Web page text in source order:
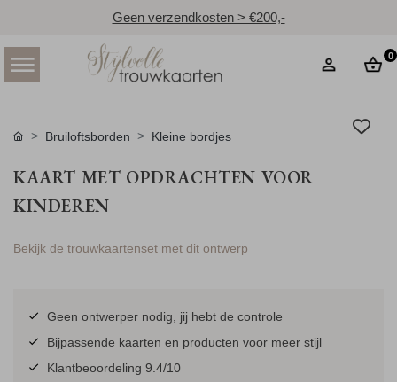
Geen verzendkosten > €200,-
0
Bruiloftsborden Kleine bordjes
KAART MET OPDRACHTEN VOOR
KINDEREN
Bekijk de trouwkaartenset met dit ontwerp
Geen ontwerper nodig, jij hebt de controle
Bijpassende kaarten en producten voor meer stijl
Klantbeoordeling 9.4/10